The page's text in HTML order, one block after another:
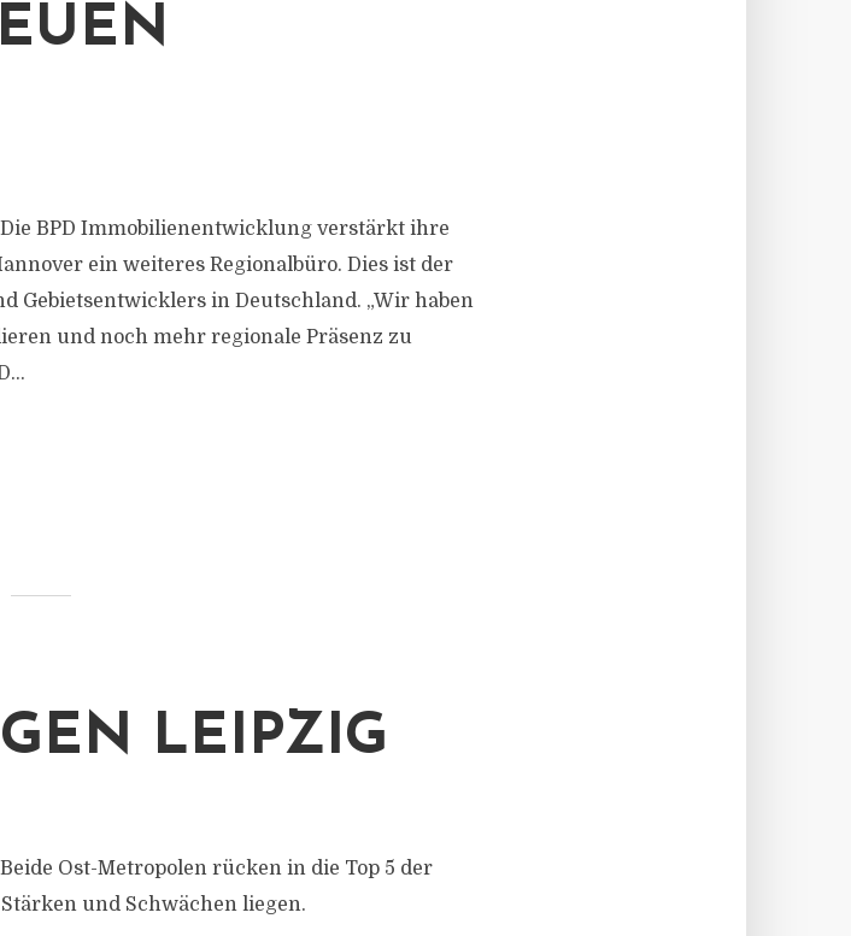
BPD Immobilienentwicklung verstärkt ihre
ein weiteres Regionalbüro. Dies ist der
Gebietsentwicklers in Deutschland. „Wir haben
und noch mehr regionale Präsenz zu
LEIPZIG
Ost-Metropolen rücken in die Top 5 der
und Schwächen liegen.